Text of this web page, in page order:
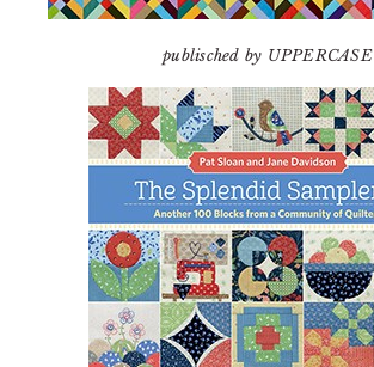
publisched by UPPERCASE